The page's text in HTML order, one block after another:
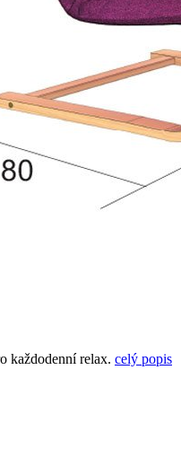
každodenní relax. celý popis